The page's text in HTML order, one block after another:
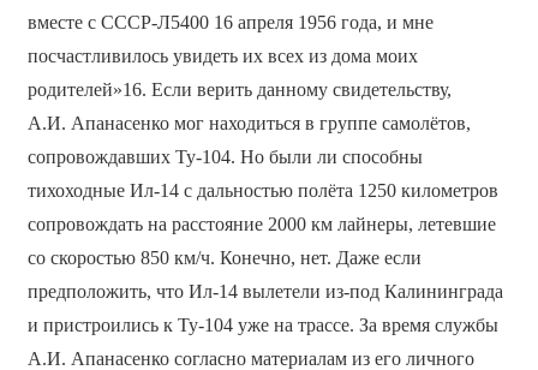
вместе с CCCP-Л5400 16 апреля 1956 года, и мне
посчастливилось увидеть их всех из дома моих
родителей»16. Если верить данному свидетельству,
А.И. Апанасенко мог находиться в группе самолётов,
сопровождавших Ту-104. Но были ли способны
тихоходные Ил-14 с дальностью полёта 1250 километров
сопровождать на расстояние 2000 км лайнеры, летевшие
со скоростью 850 км/ч. Конечно, нет. Даже если
предположить, что Ил-14 вылетели из-под Калининграда
и пристроились к Ту-104 уже на трассе. За время службы
А.И. Апанасенко согласно материалам из его личного